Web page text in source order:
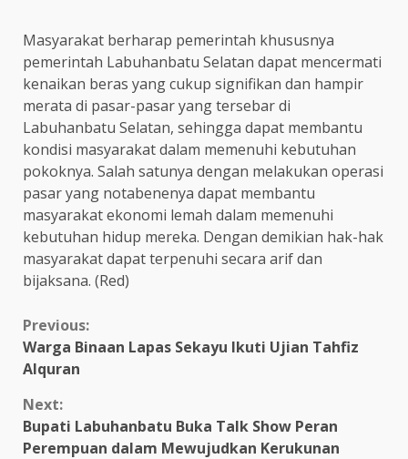
Masyarakat berharap pemerintah khususnya
pemerintah Labuhanbatu Selatan dapat mencermati
kenaikan beras yang cukup signifikan dan hampir
merata di pasar-pasar yang tersebar di
Labuhanbatu Selatan, sehingga dapat membantu
kondisi masyarakat dalam memenuhi kebutuhan
pokoknya. Salah satunya dengan melakukan operasi
pasar yang notabenenya dapat membantu
masyarakat ekonomi lemah dalam memenuhi
kebutuhan hidup mereka. Dengan demikian hak-hak
masyarakat dapat terpenuhi secara arif dan
bijaksana. (Red)
Continue
Reading
Previous:
Warga Binaan Lapas Sekayu Ikuti Ujian Tahfiz
Alquran
Next:
Bupati Labuhanbatu Buka Talk Show Peran
Perempuan dalam Mewujudkan Kerukunan